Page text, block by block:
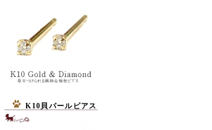
K10貝パールピアス